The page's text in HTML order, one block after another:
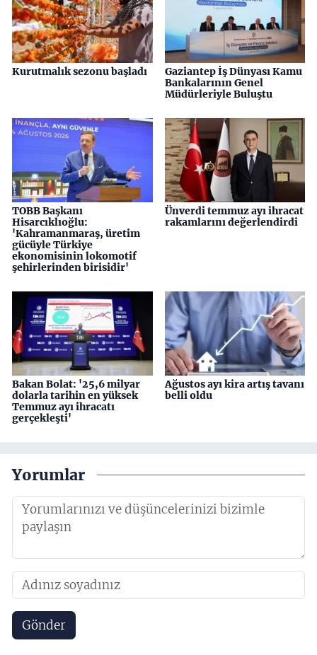
Kurutmalık sezonu başladı
Gaziantep İş Dünyası Kamu
Bankalarının Genel
Müdürleriyle Buluştu
TOBB Başkanı
Hisarcıklıoğlu:
'Kahramanmaraş, üretim
gücüyle Türkiye
ekonomisinin lokomotif
şehirlerinden birisidir'
Ünverdi temmuz ayı ihracat
rakamlarını değerlendirdi
Bakan Bolat: '25,6 milyar
dolarla tarihin en yüksek
Temmuz ayı ihracatı
gerçekleşti'
Ağustos ayı kira artış tavanı
belli oldu
Yorumlar
Gönder